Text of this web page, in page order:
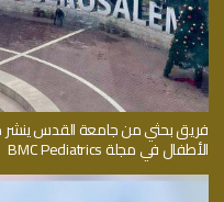
فريق بحثي من جامعة القدس
الأطفال في مجلة BMC Pediatrics